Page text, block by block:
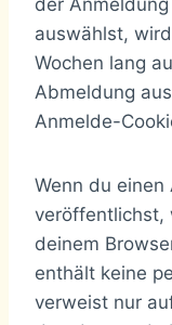
der
auswählst,
Wochen lang
Abmeldung
Anmelde-
Wenn du
veröffentlichst,
deinem
enthält keine
verweist nur